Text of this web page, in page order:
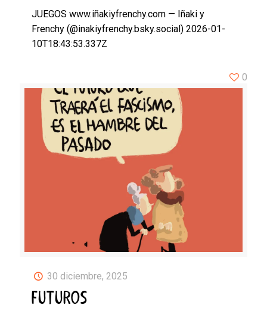
JUEGOS www.iñakiyfrenchy.com — Iñaki y
Frenchy (@inakiyfrenchy.bsky.social) 2026-01-
10T18:43:53.337Z
30 diciembre, 2025
FUTUROS
0